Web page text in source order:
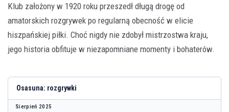
Klub założony w 1920 roku przeszedł długą drogę od
amatorskich rozgrywek po regularną obecność w elicie
hiszpańskiej piłki. Choć nigdy nie zdobył mistrzostwa kraju,
jego historia obfituje w niezapomniane momenty i bohaterów.
Osasuna: rozgrywki
Sierpień 2025